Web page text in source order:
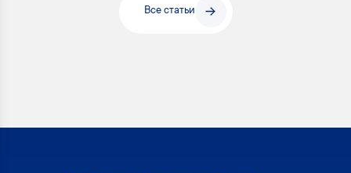
Все статьи